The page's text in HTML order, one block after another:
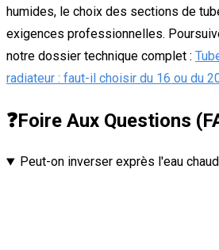
humides, le choix des sections de
exigences professionnelles.
notre dossier technique complet :
radiateur : faut-il choisir du 16 ou du
❓Foire Aux Questions
Peut-on inverser exprès l'eau